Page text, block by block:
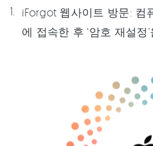
iForgot 웹사이트 방문: 컴
에 접속한 후 ‘암호 재설정